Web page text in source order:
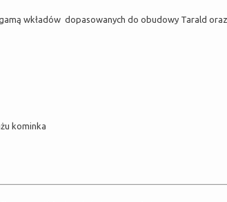
wkładów dopasowanych do obudowy Tarald
kominka